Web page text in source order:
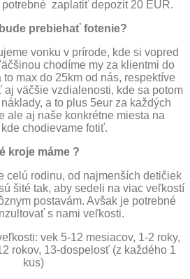
potrebné zaplatiť depozit 20 EUR.
prebiehať fotenie?
vonku v prírode, kde si vopred
chodíme my za klientmi do
max do 25km od nás, respektíve
väčšie vzdialenosti, kde sa potom
a to plus 5eur za každých
ale aj naše konkrétne miesta na
kde chodievame fotiť.
kroje máme ?
celú rodinu, od najmenších detičiek
šité tak, aby sedeli na viac veľkostí
postavám. Avšak je potrebné
s nami veľkosti.
vek 5-12 mesiacov, 1-2 roky,
rokov, 13-dospelosť (z každého 1
kus)